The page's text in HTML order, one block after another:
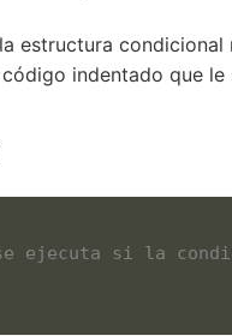
estructura condicional
indentado que le
ejecuta si la